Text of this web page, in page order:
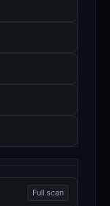
Full scan